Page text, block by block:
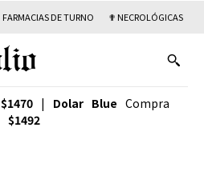
FARMACIAS DE TURNO ✟ NECROLÓGICAS
$1470 | Dolar Blue Compra
$1492